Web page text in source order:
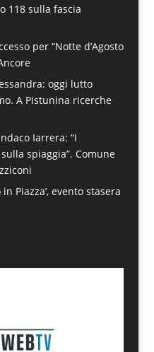
118 sulla fascia
per “Notte d’Agosto
oggi lutto
A Pistunina ricerche
Iarrera: “I
spiaggia”. Comune
Piazza’, evento stasera